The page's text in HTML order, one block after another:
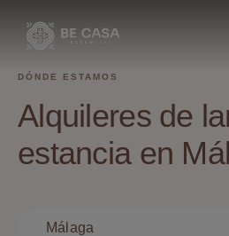
DÓNDE ESTAMOS
Alquileres de
estancia en
Málaga